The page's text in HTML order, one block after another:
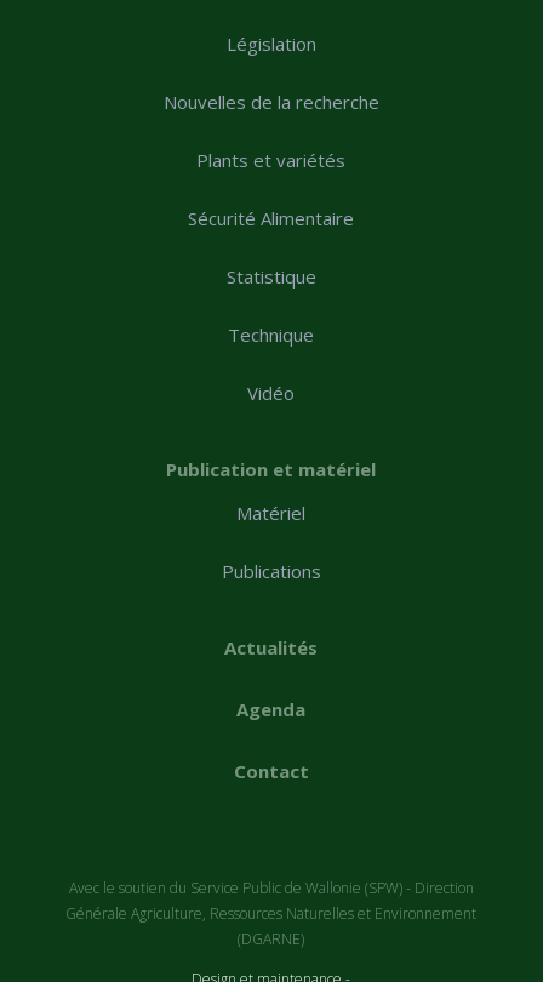
Législation
Nouvelles de la recherche
Plants et variétés
Sécurité Alimentaire
Statistique
Technique
Vidéo
Publication et matériel
Matériel
Publications
Actualités
Agenda
Contact
Avec le soutien du Service Public de Wallonie (SPW) - Direction
Générale Agriculture, Ressources Naturelles et Environnement
(DGARNE)